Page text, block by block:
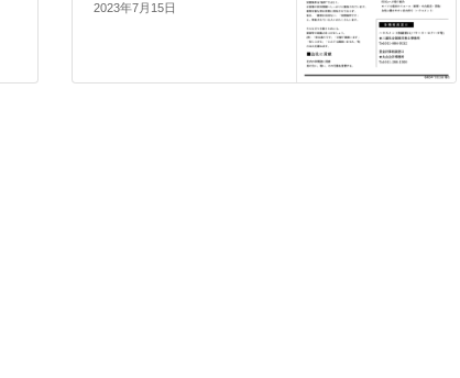
2023年7月15日